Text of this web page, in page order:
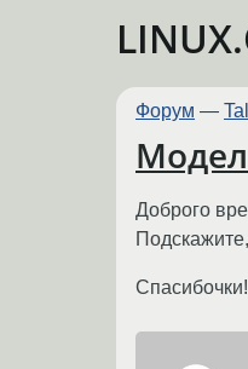
Форум —
Доброго
Спасибочки!